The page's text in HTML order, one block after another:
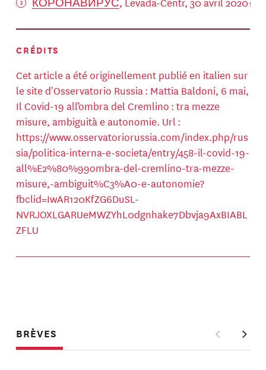
CRÉDITS
Cet article a été originellement publié en italien sur
le site d'Osservatorio Russia : Mattia Baldoni, 6 mai,
Il Covid-19 all’ombra del Cremlino : tra mezze
misure, ambiguità e autonomie. Url :
https://www.osservatoriorussia.com/index.php/rus
sia/politica-interna-e-societa/entry/458-il-covid-19-
all%E2%80%99ombra-del-cremlino-tra-mezze-
misure,-ambiguit%C3%A0-e-autonomie?
fbclid=IwAR120KfZG6DuSL-
NVRJOXLGARUeMWZYhL0dgnhake7Dbvja9AxBIABL
ZFLU
BRÈVES